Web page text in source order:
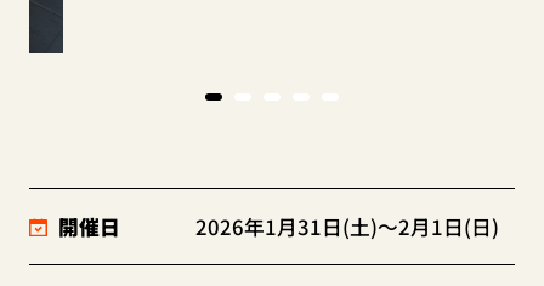
開催日 2026年1月31日(土)～2月1日(日)